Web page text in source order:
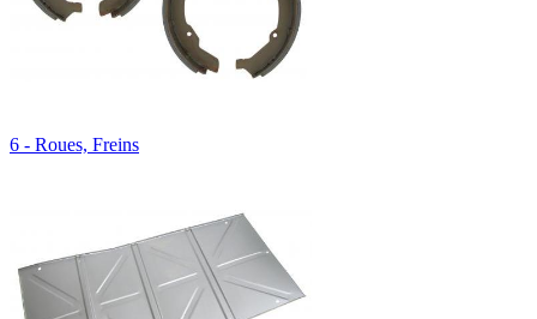
6 - Roues, Freins